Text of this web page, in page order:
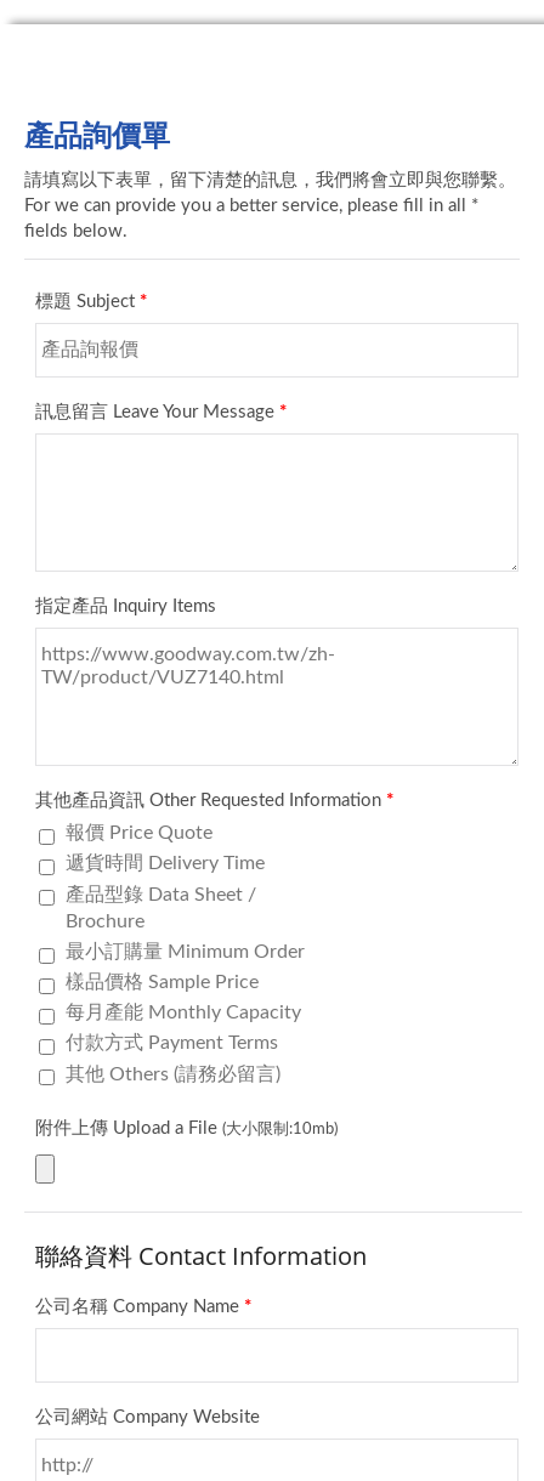
產品詢價單
請填寫以下表單，留下清楚的訊息，我們將會立即與您聯繫。
For we can provide you a better service, please fill in all *
fields below.
標題 Subject *
訊息留言 Leave Your Message *
指定產品 Inquiry Items
其他產品資訊 Other Requested Information *
報價 Price Quote
遞貨時間 Delivery Time
產品型錄 Data Sheet /
Brochure
最小訂購量 Minimum Order
樣品價格 Sample Price
每月產能 Monthly Capacity
付款方式 Payment Terms
其他 Others (請務必留言)
附件上傳 Upload a File (大小限制:10mb)
聯絡資料 Contact Information
公司名稱 Company Name *
公司網站 Company Website